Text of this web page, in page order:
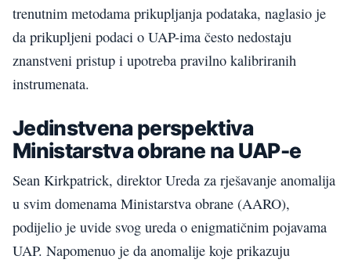
trenutnim metodama prikupljanja podataka, naglasio je
da prikupljeni podaci o UAP-ima često nedostaju
znanstveni pristup i upotreba pravilno kalibriranih
instrumenata.
Jedinstvena perspektiva
Ministarstva obrane na UAP-e
Sean Kirkpatrick, direktor Ureda za rješavanje anomalija
u svim domenama Ministarstva obrane (AARO),
podijelio je uvide svog ureda o enigmatičnim pojavama
UAP. Napomenuo je da anomalije koje prikazuju